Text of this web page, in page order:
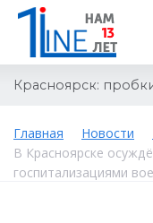
Красноярск:
Главная Новости
В Красноярске
госпитализациями